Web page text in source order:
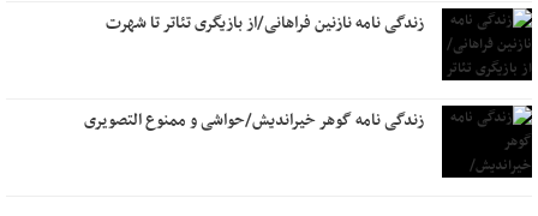
زندگی نامه نازنین فراهانی/از بازیگری تئاتر تا شهرت
زندگی نامه گوهر خیراندیش/حواشی و ممنوع التصویری